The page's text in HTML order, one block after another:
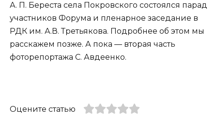
А. П. Береста села Покровского состоялся парад
участников Форума и пленарное заседание в
РДК им. А.В. Третьякова. Подробнее об этом мы
расскажем позже. А пока — вторая часть
фоторепортажа С. Авдеенко.
Оцените статью